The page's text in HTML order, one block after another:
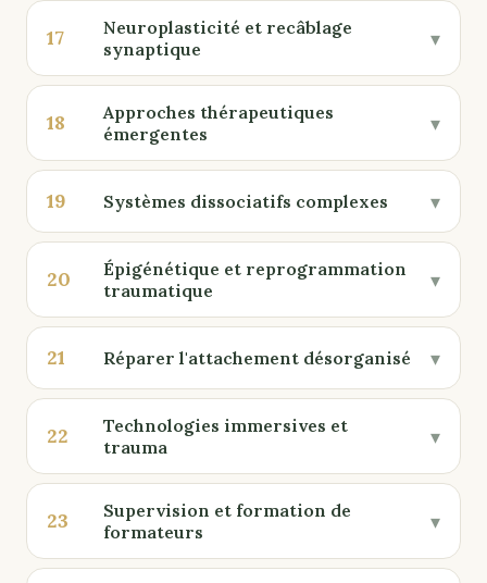
17
Neuroplasticité et recâblage
synaptique
▾
18
Approches thérapeutiques
émergentes
▾
19 Systèmes dissociatifs complexes ▾
20
Épigénétique et reprogrammation
traumatique
▾
21 Réparer l'attachement désorganisé ▾
22
Technologies immersives et
trauma
▾
23
Supervision et formation de
formateurs
▾